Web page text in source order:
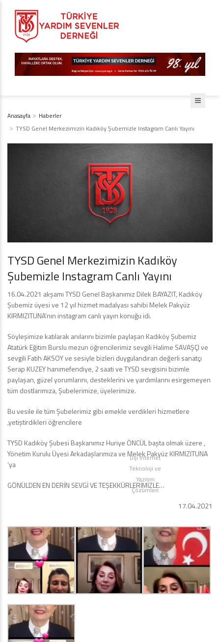
Anasayfa
Haberler
TYSD Genel Merkezimizin Kadıköy Şubemizle Instagram Canlı Yayını
TYSD Genel Merkezimizin Kadıköy
Şubemizle Instagram Canlı Yayını
16.04.2021 akşamı TYSD Genel Başkanımız Dilek BAYAZIT, Kadıköy
Şubemiz üyesi ve 12 yıl hizmet madalyası sahibi Melek Pakyüz
KIRMIZITUNA‘nın instagram canlı yayın konuğu idi.
Söyleşimize katılarak anılarını bizimle paylaşan Kadıköy Şubemiz
Atatürk Eğitim Burslu mezun öğrencilerimiz sevgili Halime SAVAŞÇI ve
sevgili Fatih AKSOY ve sesiyle bizleri duygulandıran değerli sanatçı
Serap KUZEY hanımefendiye, 2 saati ve TYSD sevgisini bizimle
paylaşan, güzel yorumlarını, desteklerini ve yardımlarını esirgemeyen
tüm dostlarımıza, Şubelerimize, üyelerimize.
Bu vesile ile tüm Şubelerimiz gibi emekle verdikleri hizmetlere
,yetiştirdikleri öğrencilere
TYSD Kadıköy Şubesi Başkanımız Huriye ÖNCÜL başta olmak üzere ,
Yönetim Kurulu Üyesi Arkadaşlarımıza ve Melek Pakyüz KIRMIZITUNA
‘ya
GÖNÜLDEN EN DERİN SEVGİ VE TEŞEKKÜRLERİMİZLE…
17.04.2021
Diji İnternet
Teknoloji ve
Yazılım
Çözümleri